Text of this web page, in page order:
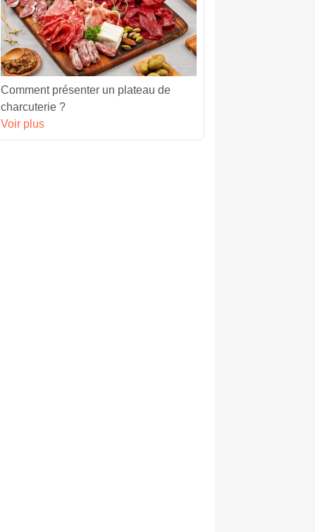
Comment présenter un plateau de
charcuterie ?
Voir plus